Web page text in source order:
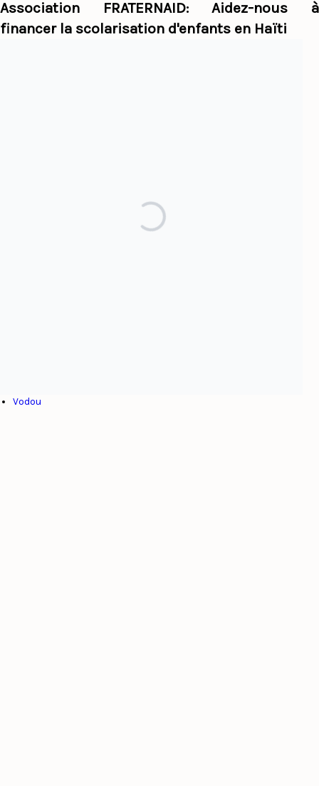
Association FRATERNAID: Aidez-nous à
financer la scolarisation d'enfants en Haïti
Vodou